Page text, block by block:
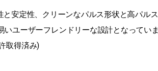
安定性、クリーンなパルス形状と高パル
ユーザーフレンドリーな設計となってい
取得済み)